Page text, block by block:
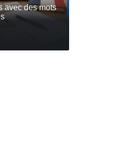
avec des mots